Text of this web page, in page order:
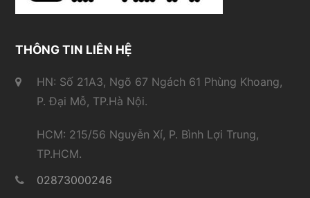
THÔNG TIN LIÊN HỆ
HN: Số 21A3, Ngõ 67 Ngách 61 Phùng Khoang,
P. Đại Mỗ, TP.Hà Nội.
HCM: 215/56 Nguyễn Xí, P. Bình Lợi Trung,
TP.HCM.
02873000246